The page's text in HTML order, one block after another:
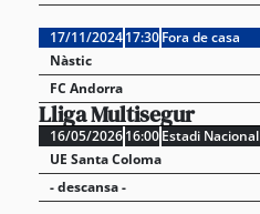
17/11/202417:30Fora de casa
Nàstic
FC Andorra
Lliga Multisegur
16/05/202616:00Estadi Nacional
UE Santa Coloma
- descansa -